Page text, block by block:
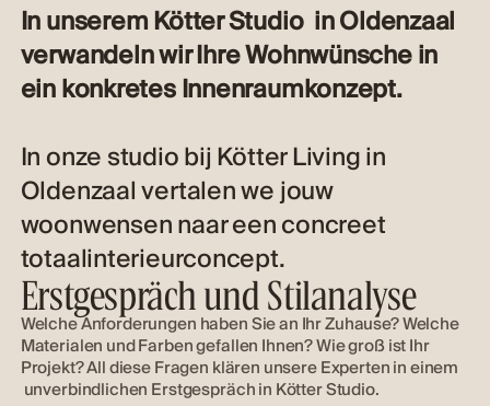
In unserem Kötter Studio in Oldenzaal
verwandeln wir Ihre Wohnwünsche in
ein konkretes Innenraumkonzept.
In onze studio bij Kötter Living in
Oldenzaal vertalen we jouw
woonwensen naar een concreet
totaalinterieurconcept.
Erstgespräch und Stilanalyse
Welche Anforderungen haben Sie an Ihr Zuhause? Welche
Materialen und Farben gefallen Ihnen? Wie groß ist Ihr
Projekt? All diese Fragen klären unsere Experten in einem
unverbindlichen Erstgespräch in Kötter Studio.